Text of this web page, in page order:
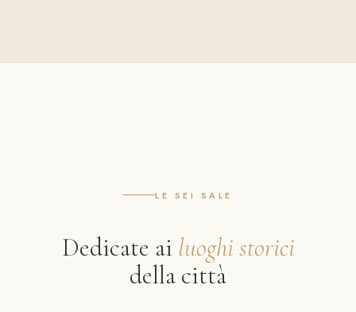
LE SEI SALE
Dedicate ai luoghi storici
della città